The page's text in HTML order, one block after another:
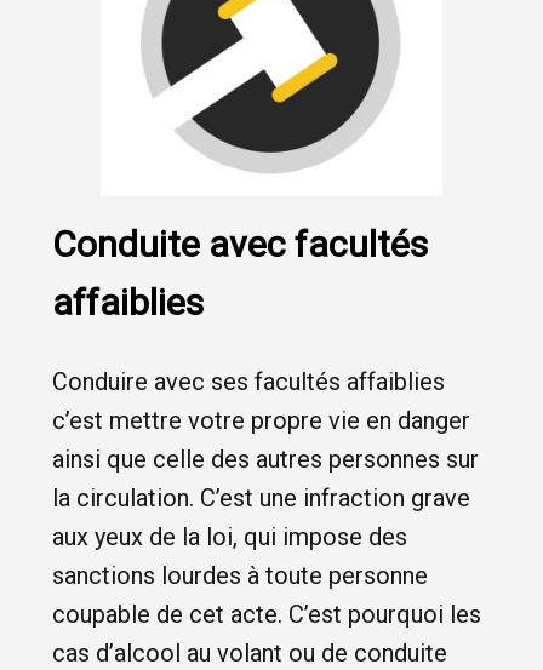
Conduite avec facultés
affaiblies
Conduire avec ses facultés affaiblies
c’est mettre votre propre vie en danger
ainsi que celle des autres personnes sur
la circulation. C’est une infraction grave
aux yeux de la loi, qui impose des
sanctions lourdes à toute personne
coupable de cet acte. C’est pourquoi les
cas d’alcool au volant ou de conduite